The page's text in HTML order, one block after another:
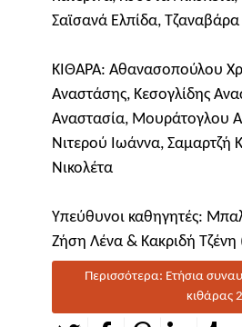
Σαϊσανά Ελπίδα, Τζαναβάρα
ΚΙΘΑΡΑ: Αθανασοπούλου
Αναστάσης, Κεσογλίδης
Αναστασία, Μουράτογλου
Νιτερού Ιωάννα, Σαμαρτζή
Νικολέτα
Υπεύθυνοι καθηγητές:
Ζήση Λένα & Κακριδή Τζένη
Περισσότερα: Ετήσια
κιθάρας